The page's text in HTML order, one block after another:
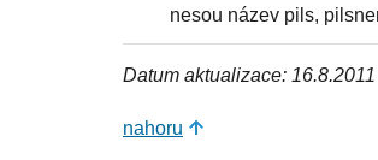
nesou název pils,
Datum aktualizace:
nahoru